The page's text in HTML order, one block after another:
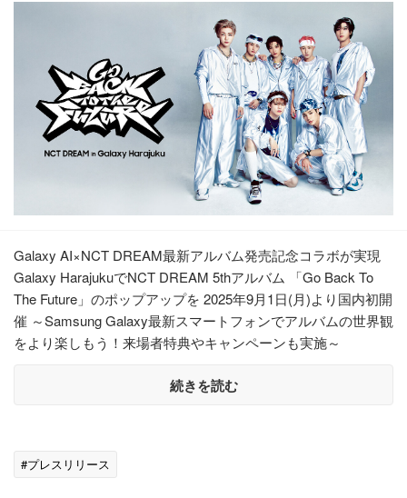
Galaxy AI×NCT DREAM最新アルバム発売記念コラボが実現
Galaxy HarajukuでNCT DREAM 5thアルバム 「Go Back To
The Future」のポップアップを 2025年9月1日(月)より国内初開
催 ～Samsung Galaxy最新スマートフォンでアルバムの世界観
をより楽しもう！来場者特典やキャンペーンも実施～
続きを読む
#プレスリリース